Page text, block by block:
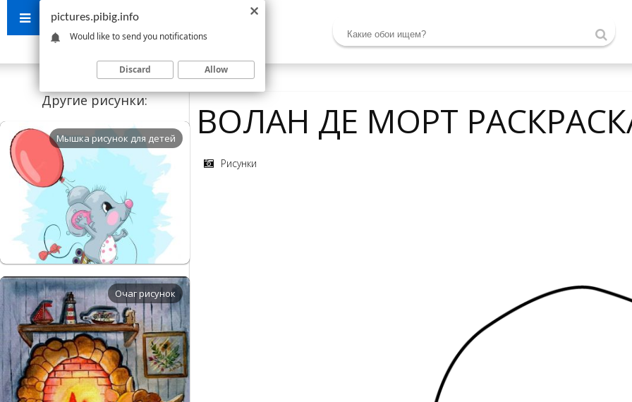
Другие рисунки:
Мышка рисунок для детей
Очаг рисунок
ВОЛАН ДЕ МОРТ
Рисунки
pictures.pibig.info
Would like to send you notifications
Discard Allow